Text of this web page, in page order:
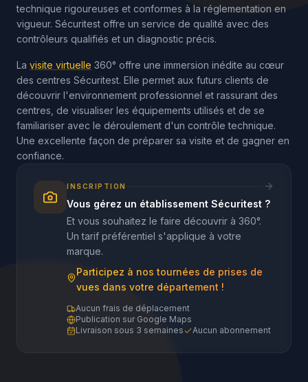
technique rigoureuses et conformes à la réglementation en
vigueur. Sécuritest offre un service de qualité avec des
contrôleurs qualifiés et un diagnostic précis.
La visite virtuelle 360° offre une immersion inédite au cœur
des centres Sécuritest. Elle permet aux futurs clients de
découvrir l'environnement professionnel et rassurant des
centres, de visualiser les équipements utilisés et de se
familiariser avec le déroulement d'un contrôle technique.
Une excellente façon de préparer sa visite et de gagner en
confiance.
INSCRIPTION
Vous gérez un établissement Sécuritest ?
Et vous souhaitez le faire découvrir à 360°.
Un tarif préférentiel s'applique à votre
marque.
Participez à nos tournées de prises de
vues dans votre département !
Aucun frais de déplacement
Publication sur Google Maps
Livraison sous 3 semaines
Aucun abonnement